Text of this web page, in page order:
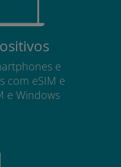
e
com eSIM e
e Windows